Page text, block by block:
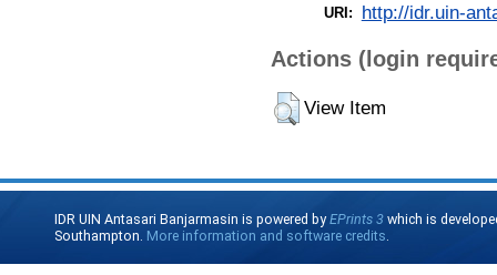
URI: http://idr.uin-
Actions (login
View Item
IDR UIN Antasari Banjarmasin is powered byEPrints 3 which is
Southampton. More information and software credits.